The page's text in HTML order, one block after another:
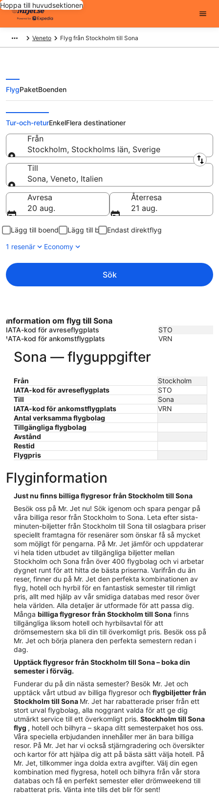
Hoppa till huvudsektionen
Veneto Flyg från Stockholm till Sona
Flyg från Stockholm till Sona från
FlygPaketBoenden
Tur-och-returEnkelFlera destinationer
Från
Stockholm, Stockholms län, Sverige
Från
Till
Sona, Veneto, Italien
Till
Avresa
20 aug.
Återresa
21 aug.
Lägg till boende Lägg till bil
Endast direktflyg
1 resenär
Economy
Sök
Information om flyg till Sona
IATA-kod för avreseflygplats
STO
IATA-kod för ankomstflygplats
VRN
Sona — flyguppgifter
Från
Stockholm
IATA-kod för avreseflygplats
STO
Till
Sona
IATA-kod för ankomstflygplats
VRN
Antal verksamma flygbolag
Tillgängliga flygbolag
Avstånd
Restid
Flygpris
Flyginformation
Just nu finns billiga flygresor från Stockholm till Sona
Besök oss på Mr. Jet nu! Sök igenom och spara pengar på
våra billiga resor från Stockholm to Sona. Leta efter sista-
minuten-biljetter från Stockholm till Sona till oslagbara priser
speciellt framtagna för resenärer som önskar få så mycket
som möjligt för pengarna. På Mr. Jet jämför och uppdaterar
vi hela tiden utbudet av tillgängliga biljetter mellan
Stockholm och Sona från över 400 flygbolag och vi arbetar
dygnet runt för att hitta de bästa priserna. Varifrån du än
reser, finner du på Mr. Jet den perfekta kombinationen av
flyg, hotell och hyrbil för en fantastisk semester till rimligt
pris, allt med hjälp av vår smidiga databas med resor över
hela världen. Alla detaljer är utformade för att passa dig.
Många billiga flygresor från Stockholm till Sona finns
tillgängliga liksom hotell och hyrbilsavtal för att
drömsemestern ska bli din till överkomligt pris. Besök oss på
Mr. Jet och börja planera den perfekta semestern redan i
dag.
Upptäck flygresor från Stockholm till Sona – boka din
semester i förväg.
Funderar du på din nästa semester? Besök Mr. Jet och
upptäck vårt utbud av billiga flygresor och flygbiljetter från
Stockholm till Sona Mr. Jet har rabatterade priser från ett
stort urval flygbolag, alla noggrant valda för att ge dig
utmärkt service till ett överkomligt pris. Stockholm till Sona
flyg , hotell och bilhyra – skapa ditt semesterpaket hos oss.
Våra speciella erbjudanden innehåller mer än bara billiga
resor. På Mr. Jet har vi också stjärngradering och översikter
och kartor för att hjälpa dig att på bästa sätt välja hotell. På
Mr. Jet, tillkommer inga dolda extra avgifter. Välj din egen
kombination med flygresa, hotell och bilhyra från vår stora
databas och få en perfekt semester eller drömweekend till
rabatterat pris. Vänta inte tills det blir för sent!